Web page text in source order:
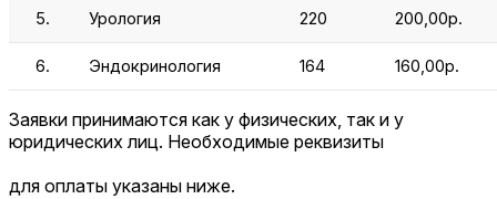
5. Урология 220 200,00р.
6. Эндокринология 164 160,00р.
Заявки принимаются как у физических, так и у
юридических лиц. Необходимые реквизиты
для оплаты указаны ниже.